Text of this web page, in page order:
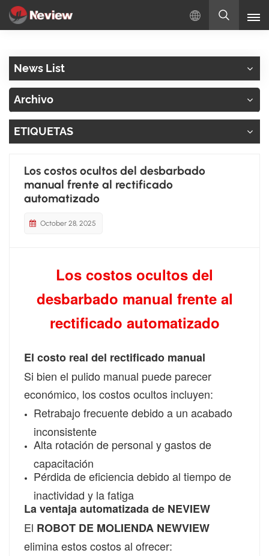
Español
بالعربية
News List
Archivo
ETIQUETAS
Los costos ocultos del desbarbado
manual frente al rectificado
automatizado
October 28, 2025
Los costos ocultos del
desbarbado manual frente al
rectificado automatizado
El costo real del rectificado manual
Si bien el pulido manual puede parecer
económico, los costos ocultos incluyen:
Retrabajo frecuente debido a un acabado
inconsistente
Alta rotación de personal y gastos de
capacitación
Pérdida de eficiencia debido al tiempo de
inactividad y la fatiga
La ventaja automatizada de NEVIEW
El ROBOT DE MOLIENDA NEWVIEW
elimina estos costos al ofrecer: